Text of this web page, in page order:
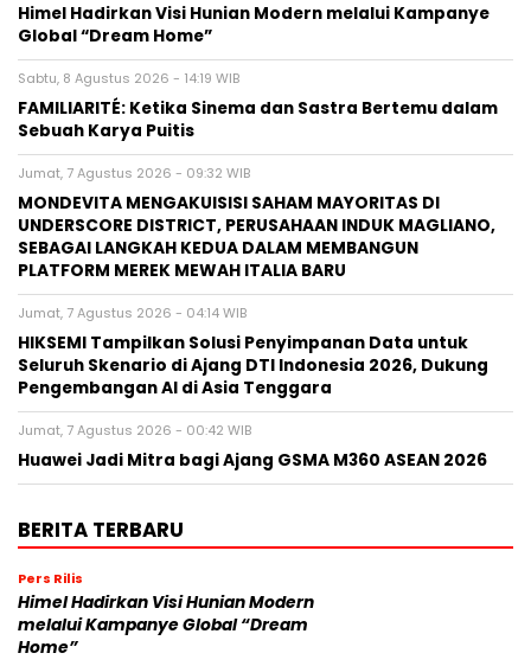
Himel Hadirkan Visi Hunian Modern melalui Kampanye
Global “Dream Home”
Sabtu, 8 Agustus 2026 - 14:19 WIB
FAMILIARITÉ: Ketika Sinema dan Sastra Bertemu dalam
Sebuah Karya Puitis
Jumat, 7 Agustus 2026 - 09:32 WIB
MONDEVITA MENGAKUISISI SAHAM MAYORITAS DI
UNDERSCORE DISTRICT, PERUSAHAAN INDUK MAGLIANO,
SEBAGAI LANGKAH KEDUA DALAM MEMBANGUN
PLATFORM MEREK MEWAH ITALIA BARU
Jumat, 7 Agustus 2026 - 04:14 WIB
HIKSEMI Tampilkan Solusi Penyimpanan Data untuk
Seluruh Skenario di Ajang DTI Indonesia 2026, Dukung
Pengembangan AI di Asia Tenggara
Jumat, 7 Agustus 2026 - 00:42 WIB
Huawei Jadi Mitra bagi Ajang GSMA M360 ASEAN 2026
BERITA TERBARU
Pers Rilis
Himel Hadirkan Visi Hunian Modern
melalui Kampanye Global “Dream
Home”